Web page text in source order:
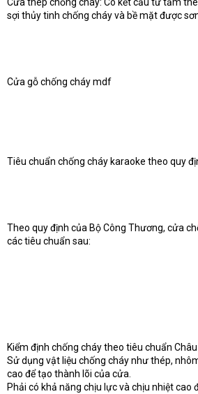
Cửa thép chống cháy: Có kết cấu từ tấm
sợi thủy tinh chống cháy và bề mặt được
Cửa gỗ chống cháy mdf
Tiêu chuẩn chống cháy karaoke theo quy
Theo quy định của Bộ Công Thương, cửa
các tiêu chuẩn sau:
Kiểm định chống cháy theo tiêu chuẩn
Sử dụng vật liệu chống cháy như thép,
cao để tạo thành lõi của cửa.
Phải có khả năng chịu lực và chịu nhiệt cao